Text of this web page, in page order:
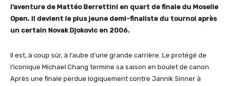
l’aventure de Mattéo Berrettini en quart de finale du Moselle
Open. Il devient le plus jeune demi-finaliste du tournoi après
un certain Novak Djokovic en 2006.
Il est, à coup sûr, à l’aube d’une grande carrière. Le protégé de
l’iconique Michael Chang termine sa saison en boulet de canon.
Après une finale perdue logiquement contre Jannik Sinner à